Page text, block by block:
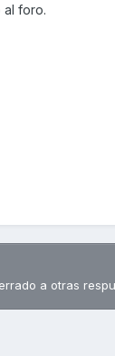
al foro.
a otras